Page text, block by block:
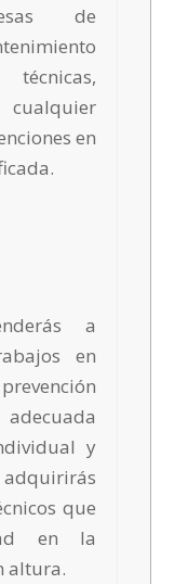
de
técnicas,
en
a
en
y
que
en la
altura.